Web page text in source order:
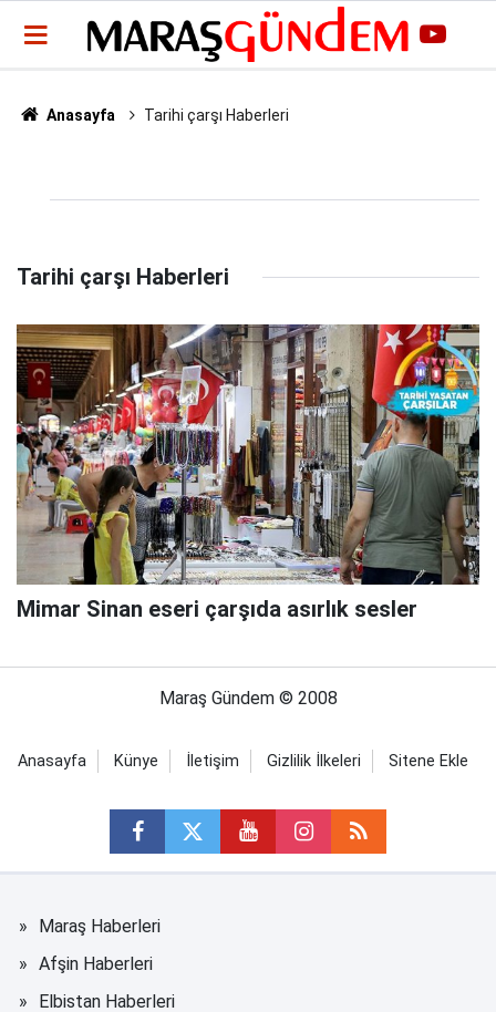
Anasayfa Tarihi çarşı Haberleri
Tarihi çarşı Haberleri
Mimar Sinan eseri çarşıda asırlık sesler
Maraş Gündem © 2008
Anasayfa Künye İletişim Gizlilik İlkeleri Sitene Ekle
Maraş Haberleri
Afşin Haberleri
Elbistan Haberleri